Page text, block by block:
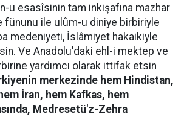
u esasîsinin tam inkişafına mazhar
ile ulûm-u diniye birbiriyle
medeniyeti, İslâmiyet hakaikiyle
Ve Anadolu'daki ehl-i mektep ve
yardımcı olarak ittifak etsin
merkezinde hem Hindistan,
İran, hem Kafkas, hem
Medresetü'z-Zehra